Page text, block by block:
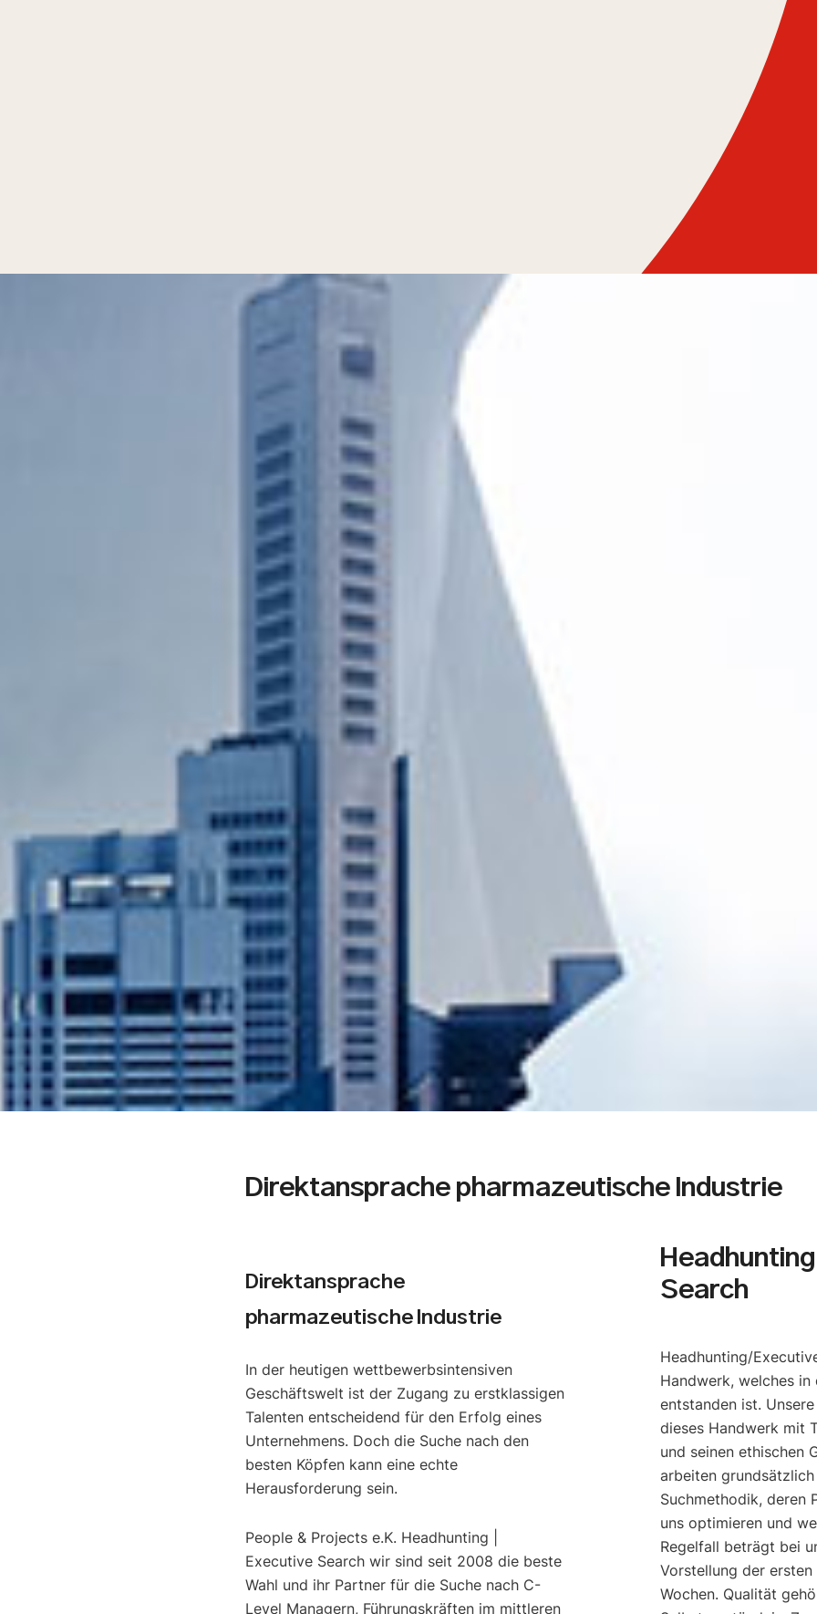
Direktansprache pharmazeutische Industrie
Direktansprache
pharmazeutische Industrie
In der heutigen wettbewerbsintensiven
Geschäftswelt ist der Zugang zu erstklassigen
Talenten entscheidend für den Erfolg eines
Unternehmens. Doch die Suche nach den
besten Köpfen kann eine echte
Herausforderung sein.
People & Projects e.K. Headhunting |
Executive Search wir sind seit 2008 die beste
Wahl und ihr Partner für die Suche nach C-
Level Managern, Führungskräften im mittleren
Search
Headhunting/
Handwerk, welches in
entstanden ist.
dieses Handwerk mit
und seinen ethischen
arbeiten
Suchmethodik, deren
uns optimieren und
Regelfall beträgt bei
Vorstellung der
Wochen. Qualität